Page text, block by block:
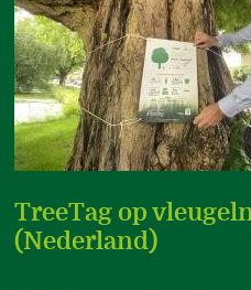
TreeTag op
(Nederland)